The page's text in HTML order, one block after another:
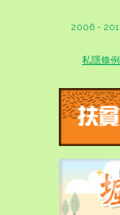
2006 -
私隱條